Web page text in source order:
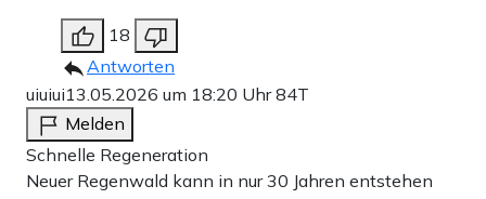
18
Antworten
uiuiui13.05.2026 um 18:20 Uhr84T
Melden
Schnelle Regeneration
Neuer Regenwald kann in nur 30 Jahren entstehen